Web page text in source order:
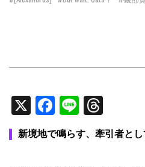
X Facebook
Line
新境地で鳴らす、牽引者と